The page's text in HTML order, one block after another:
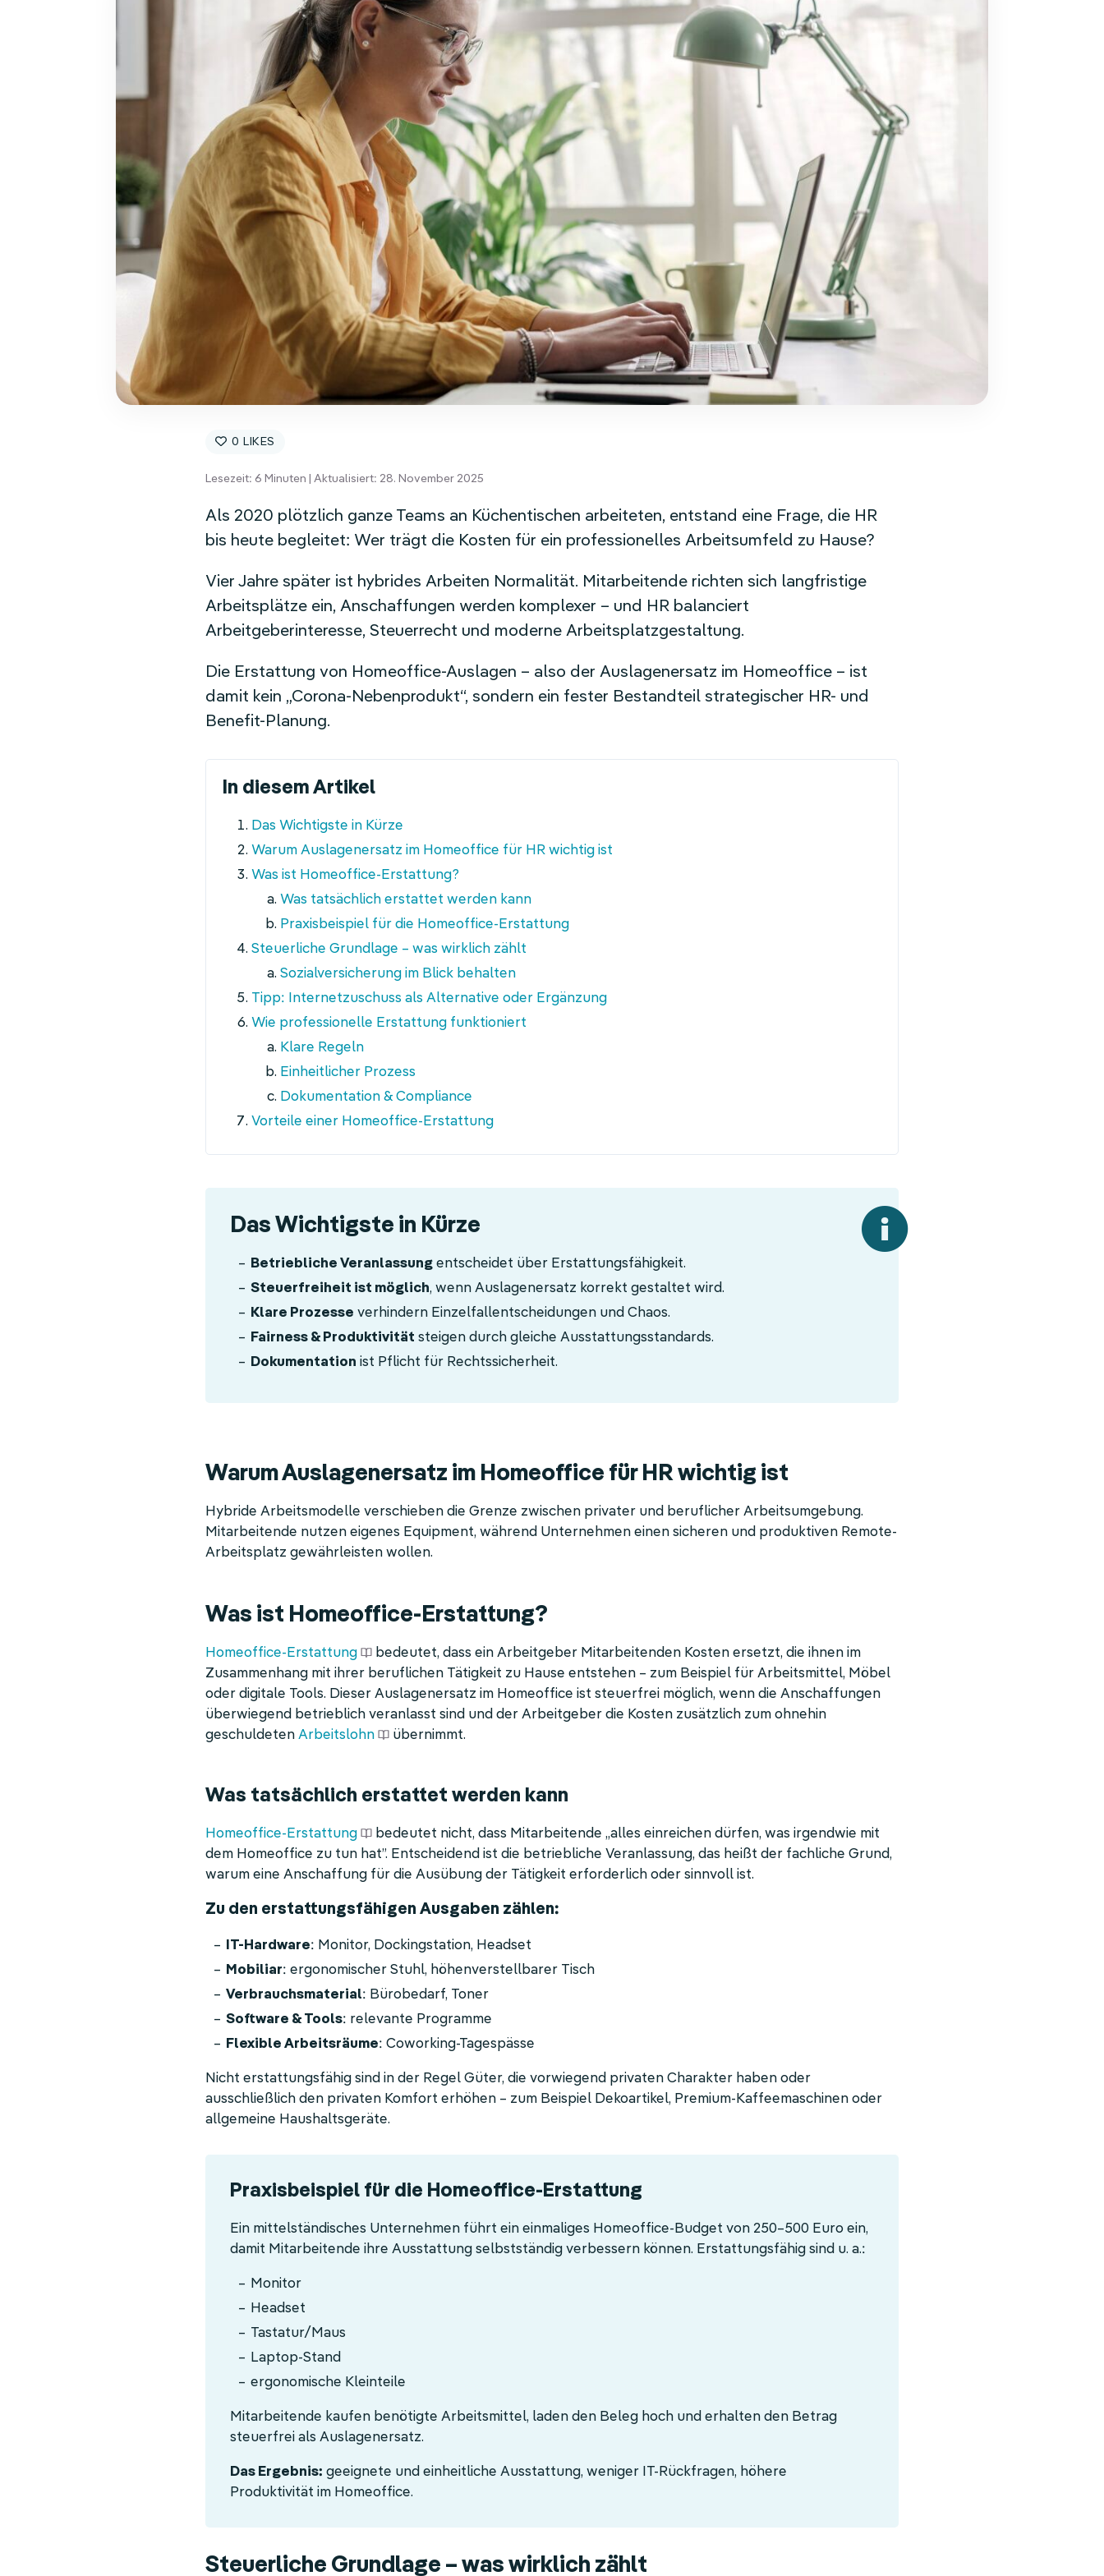
0
Lesezeit: 6 Minuten | Aktualisiert: 28. November 2025
Als 2020 plötzlich ganze Teams an Küchentischen arbeiteten, entstand eine Frage, die HR
bis heute begleitet: Wer trägt die Kosten für ein professionelles Arbeitsumfeld zu Hause?
Vier Jahre später ist hybrides Arbeiten Normalität. Mitarbeitende richten sich langfristige
Arbeitsplätze ein, Anschaffungen werden komplexer – und HR balanciert
Arbeitgeberinteresse, Steuerrecht und moderne Arbeitsplatzgestaltung.
Die Erstattung von Homeoffice-Auslagen – also der Auslagenersatz im Homeoffice – ist
damit kein „Corona-Nebenprodukt“, sondern ein fester Bestandteil strategischer HR- und
Benefit-Planung.
In diesem Artikel
Navigation
überspringen
Das Wichtigste in Kürze
Warum Auslagenersatz im Homeoffice für HR wichtig ist
Was ist Homeoffice-Erstattung?
Was tatsächlich erstattet werden kann
Praxisbeispiel für die Homeoffice-Erstattung
Steuerliche Grundlage – was wirklich zählt
Sozialversicherung im Blick behalten
Tipp: Internetzuschuss als Alternative oder Ergänzung
Wie professionelle Erstattung funktioniert
Klare Regeln
Einheitlicher Prozess
Dokumentation & Compliance
Vorteile einer Homeoffice-Erstattung
Das Wichtigste in Kürze
Betriebliche Veranlassung entscheidet über Erstattungsfähigkeit.
Steuerfreiheit ist möglich, wenn Auslagenersatz korrekt gestaltet wird.
Klare Prozesse verhindern Einzelfallentscheidungen und Chaos.
Fairness & Produktivität steigen durch gleiche Ausstattungsstandards.
Dokumentation ist Pflicht für Rechtssicherheit.
Warum Auslagenersatz im Homeoffice für HR wichtig ist
Hybride Arbeitsmodelle verschieben die Grenze zwischen privater und beruflicher Arbeitsumgebung.
Mitarbeitende nutzen eigenes Equipment, während Unternehmen einen sicheren und produktiven Remote-
Arbeitsplatz gewährleisten wollen.
Was ist Homeoffice-Erstattung?
Homeoffice-Erstattung
bedeutet, dass ein Arbeitgeber Mitarbeitenden Kosten ersetzt, die ihnen im
Zusammenhang mit ihrer beruflichen Tätigkeit zu Hause entstehen – zum Beispiel für Arbeitsmittel, Möbel
oder digitale Tools. Dieser Auslagenersatz im Homeoffice ist steuerfrei möglich, wenn die Anschaffungen
überwiegend betrieblich veranlasst sind und der Arbeitgeber die Kosten zusätzlich zum ohnehin
geschuldetenArbeitslohn übernimmt.
Was tatsächlich erstattet werden kann
Homeoffice-Erstattung
bedeutet nicht, dass Mitarbeitende „alles einreichen dürfen, was irgendwie mit
dem Homeoffice zu tun hat”. Entscheidend ist die betriebliche Veranlassung, das heißt der fachliche Grund,
warum eine Anschaffung für die Ausübung der Tätigkeit erforderlich oder sinnvoll ist.
Zu den erstattungsfähigen Ausgaben zählen:
IT-Hardware: Monitor, Dockingstation, Headset
Mobiliar: ergonomischer Stuhl, höhenverstellbarer Tisch
Verbrauchsmaterial: Bürobedarf, Toner
Software & Tools: relevante Programme
Flexible Arbeitsräume: Coworking-Tagespässe
Nicht erstattungsfähig sind in der Regel Güter, die vorwiegend privaten Charakter haben oder
ausschließlich den privaten Komfort erhöhen – zum Beispiel Dekoartikel, Premium-Kaffeemaschinen oder
allgemeine Haushaltsgeräte.
Praxisbeispiel für die Homeoffice-Erstattung
Ein mittelständisches Unternehmen führt ein einmaliges Homeoffice-Budget von 250–500 Euro ein,
damit Mitarbeitende ihre Ausstattung selbstständig verbessern können. Erstattungsfähig sind u. a.:
Monitor
Headset
Tastatur/Maus
Laptop-Stand
ergonomische Kleinteile
Mitarbeitende kaufen benötigte Arbeitsmittel, laden den Beleg hoch und erhalten den Betrag
steuerfrei als Auslagenersatz.
Das Ergebnis: geeignete und einheitliche Ausstattung, weniger IT-Rückfragen, höhere
Produktivität im Homeoffice.
Steuerliche Grundlage – was wirklich zählt